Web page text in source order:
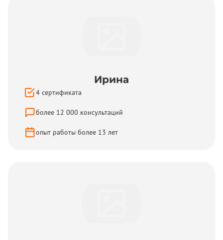
Ирина
4 сертификата
более 12 000 консультаций
опыт работы более 13 лет